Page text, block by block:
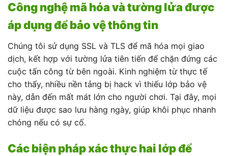
Công nghệ mã hóa và tường lửa được
áp dụng để bảo vệ thông tin
Chúng tôi sử dụng SSL và TLS để mã hóa mọi giao
dịch, kết hợp với tường lửa tiên tiến để chặn đứng các
cuộc tấn công từ bên ngoài. Kinh nghiệm từ thực tế
cho thấy, nhiều nền tảng bị hack vì thiếu lớp bảo vệ
này, dẫn đến mất mát lớn cho người chơi. Tại đây, mọi
dữ liệu được sao lưu hàng ngày, giúp khôi phục nhanh
chóng nếu có sự cố.
Các biện pháp xác thực hai lớp để